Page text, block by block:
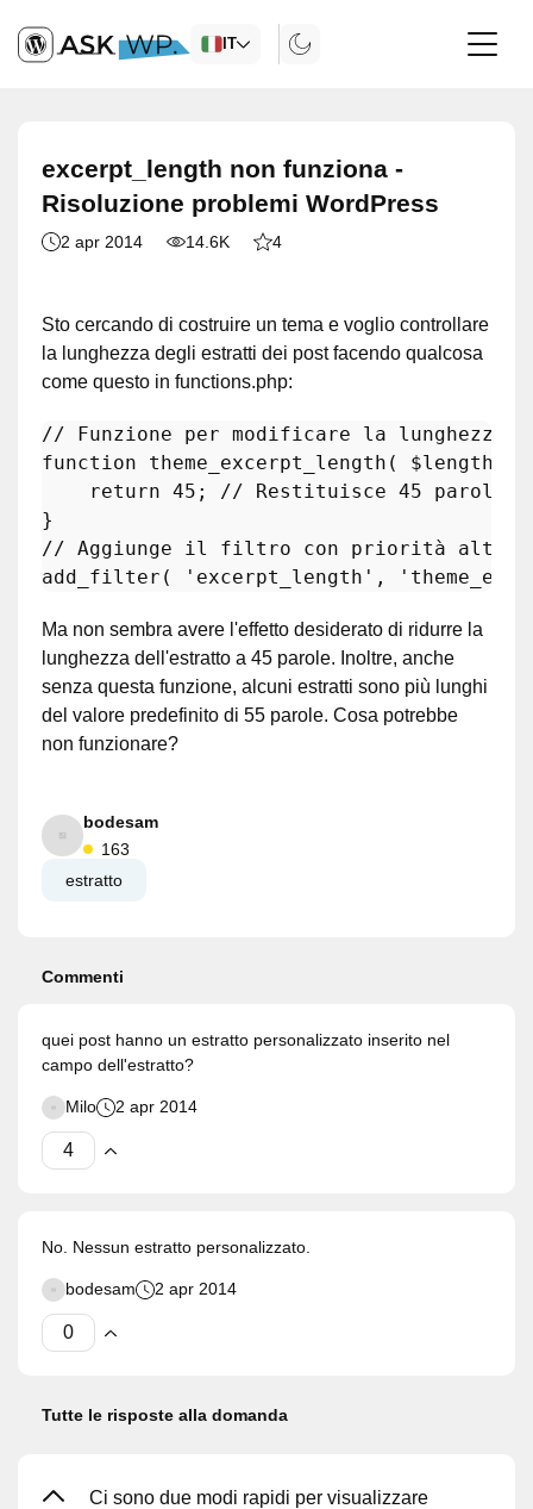
IT
excerpt_length non funziona -
Risoluzione problemi WordPress
2 apr 2014 14.6K 4
Sto cercando di costruire un tema e voglio controllare
la lunghezza degli estratti dei post facendo qualcosa
come questo in functions.php:
// Funzione per modificare la
function
theme_excerpt_length ( $length
return 45 ; // Restituisce 45 parole
// Aggiunge il filtro con priorità alta
add_filter ( 'excerpt_length' ,
Ma non sembra avere l'effetto desiderato di ridurre la
lunghezza dell'estratto a 45 parole. Inoltre, anche
senza questa funzione, alcuni estratti sono più lunghi
del valore predefinito di 55 parole. Cosa potrebbe
non funzionare?
bodesam
163
estratto
Commenti
quei post hanno un estratto personalizzato inserito nel
campo dell'estratto?
Milo 2 apr 2014
No. Nessun estratto personalizzato.
bodesam 2 apr 2014
Tutte le risposte alla domanda
Ci sono due modi rapidi per visualizzare